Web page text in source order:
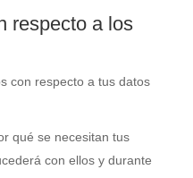
respecto a los
con respecto a tus datos
qué se necesitan tus
con ellos y durante